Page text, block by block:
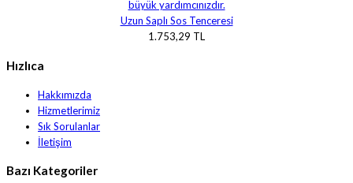
Uzun Saplı Sos Tenceresi
1.753,29 TL
Hızlıca
Hakkımızda
Hizmetlerimiz
Sık Sorulanlar
İletişim
Bazı Kategoriler